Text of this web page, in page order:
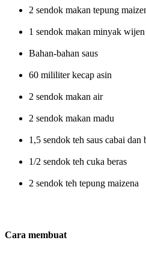
2 sendok makan tepung
1 sendok makan minyak wijen
Bahan-bahan saus
60 mililiter kecap asin
2 sendok makan air
2 sendok makan madu
1,5 sendok teh saus cabai dan
1/2 sendok teh cuka beras
2 sendok teh tepung maizena
Cara membuat